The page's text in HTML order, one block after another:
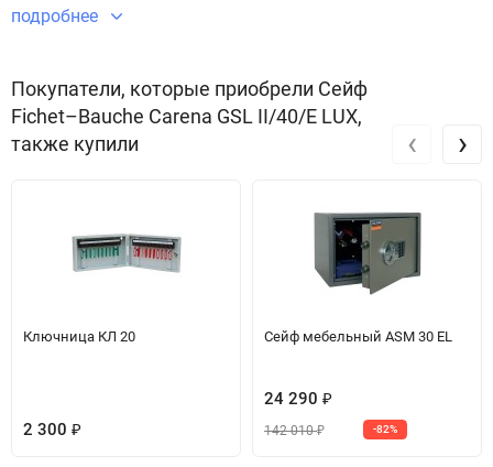
Сейфы серии Carena могут стать украшением Вашего интерьера.
подробнее
Покупатели, которые приобрели Сейф
Fichet–Bauche Carena GSL II/40/E LUX,
также купили
Ключница КЛ 20
2 300 ₽
Сейф мебельный ASM 30 EL
24 290 ₽
142 010₽ -82%
‹ ›